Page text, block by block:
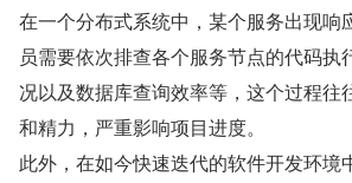
在一个分布式系统中，某个服务出现响
员需要依次排查各个服务节点的代码执
况以及数据库查询效率等，这个过程往
和精力，严重影响项目进度。
此外，在如今快速迭代的软件开发环境